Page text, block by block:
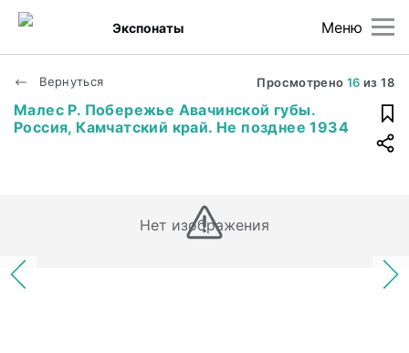
Меню
Экспонаты
Вернуться Просмотрено 16 из18
Малес Р. Побережье Авачинской губы.
Россия, Камчатский край. Не позднее 1934
Нет изображения